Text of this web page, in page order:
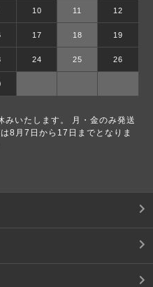
10 11 12
17 18 19
24 25 26
みいたします。 月・金のみ発送
8月7日から17日までとなりま